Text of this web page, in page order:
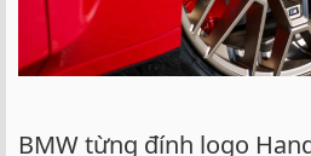
BMW từng đính logo